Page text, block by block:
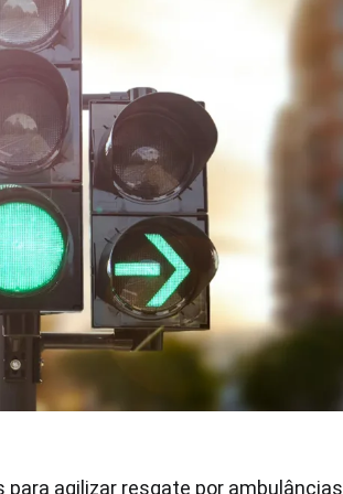
agilizar resgate por ambulâncias